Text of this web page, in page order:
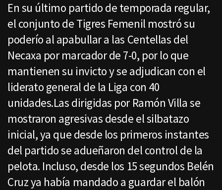
En su último partido de temporada regular,
el conjunto de Tigres Femenil mostró su
poderío al apabullar a las Centellas del
Necaxa por marcador de 7-0, por lo que
mantienen su invicto y se adjudican con el
liderato general de la Liga con 40
unidades.Las dirigidas por Ramón Villa se
mostraron agresivas desde el silbatazo
inicial, ya que desde los primeros instantes
del partido se adueñaron del control de la
pelota. Incluso, desde los 15 segundos Belén
Cruz ya había mandado a guardar el balón